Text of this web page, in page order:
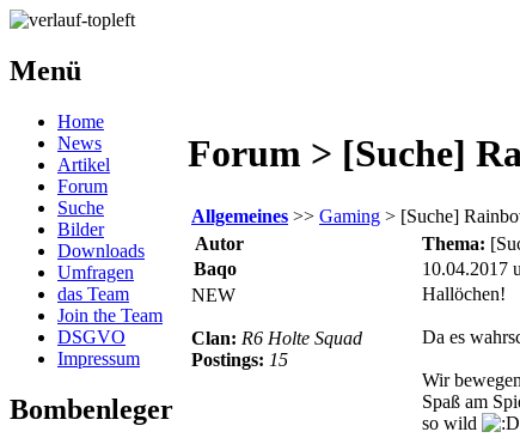
Menü
Home
News
Artikel
Forum
Suche
Bilder
Downloads
Umfragen
das Team
Join the Team
DSGVO
Impressum
Bombenleger
Forum > [Suche]
Allgemeines >> Gaming > [Suche]
Autor
Thema:
Baqo
10.04.2017
NEW
Clan: R6 Holte Squad
Postings: 15
Hallöchen!
Da es
Wir
Spaß am
so wild